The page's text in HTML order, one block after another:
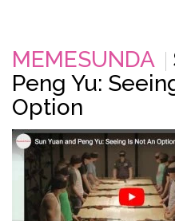
MEMESUNDA
Peng Yu:
Option